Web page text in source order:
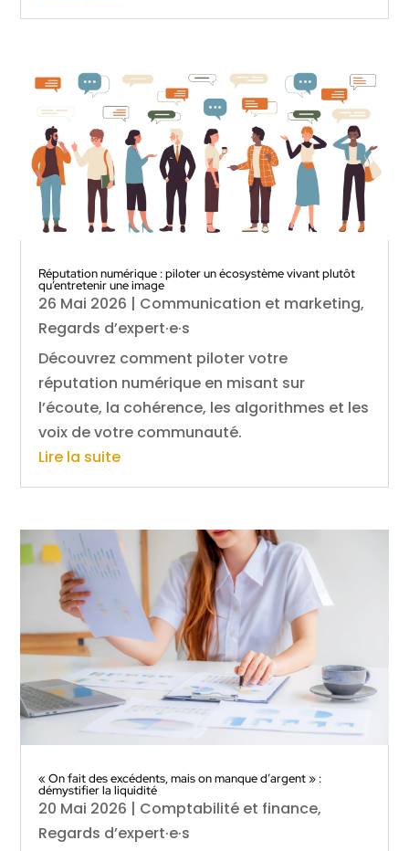
Réputation numérique : piloter un écosystème vivant plutôt
qu’entretenir une image
26 Mai 2026 | Communication et marketing,
Regards d’expert·e·s
Découvrez comment piloter votre
réputation numérique en misant sur
l’écoute, la cohérence, les algorithmes et les
voix de votre communauté.
Lire la suite
« On fait des excédents, mais on manque d’argent » :
démystifier la liquidité
20 Mai 2026 | Comptabilité et finance,
Regards d’expert·e·s